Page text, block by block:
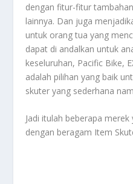
dengan fitur-fitur
lainnya. Dan juga
untuk orang tua yang
dapat di andalkan untuk
keseluruhan, Pacific Bike,
adalah pilihan yang baik
skuter yang sederhana
Jadi itulah beberapa
dengan beragam Item